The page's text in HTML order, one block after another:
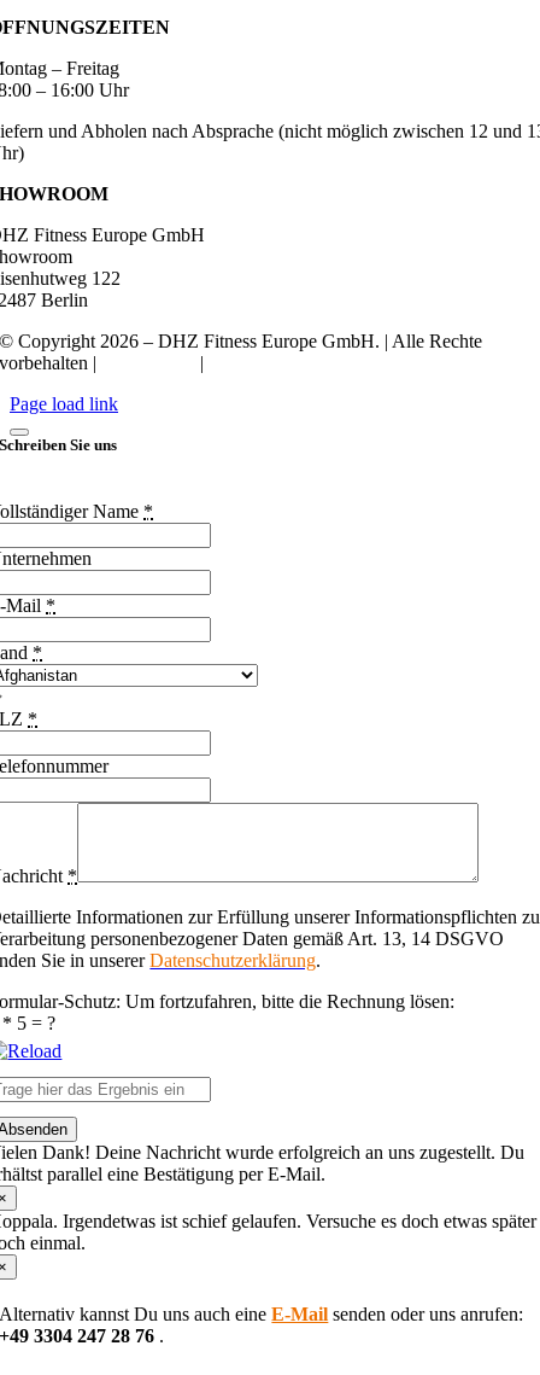
– Freitag
– 16:00 Uhr
und Abholen nach Absprache (nicht möglich zwischen 12 und
Fitness Europe GmbH
122
Berlin
© Copyright 2026 – DHZ Fitness Europe GmbH. | Alle Rechte
vorbehalten |
|
Page load link
Schreiben Sie uns
Name *
Mail *
*
*
*
Informationen zur Erfüllung unserer Informationspflichten
personenbezogener Daten gemäß Art. 13, 14 DSGVO
Sie in unsererDatenschutzerklärung.
Schutz: Um fortzufahren, bitte die Rechnung lösen:
* 5 = ?
Dank! Deine Nachricht wurde erfolgreich an uns zugestellt. Du
parallel eine Bestätigung per E-Mail.
Irgendetwas ist schief gelaufen. Versuche es doch etwas später
einmal.
Alternativ kannst Du uns auch eineE-Mail senden oder uns anrufen:
+49 3304 247 28 76 .